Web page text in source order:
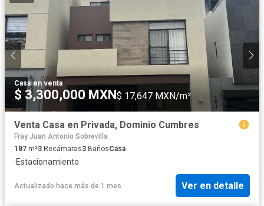
Casa·en venta
$ 3,300,000 MXN$ 17,647 MXN/m²
Venta Casa en Privada, Dominio Cumbres
Fray Juan Antonio Sobrevilla
187 m²3 Recámaras3 BañosCasa
·Estacionamiento
Actualizado hace más de 1 mes Ver en detalle